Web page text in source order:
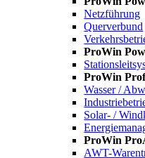
Netzführung
Querverbund
ProWin
ProWin
Wasser /
Solar- /
ProWin
AWT-